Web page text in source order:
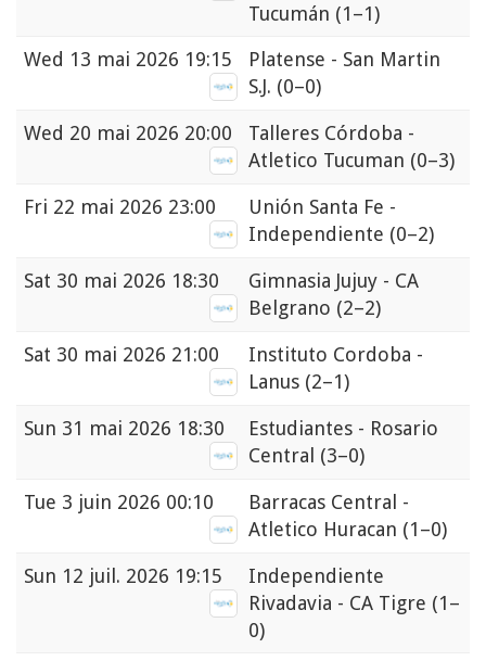
Tucumán (1–1)
Wed 13 mai 2026 19:15
Platense - San Martin
S.J. (0–0)
Wed 20 mai 2026 20:00
Talleres Córdoba -
Atletico Tucuman (0–3)
Fri 22 mai 2026 23:00
Unión Santa Fe -
Independiente (0–2)
Sat 30 mai 2026 18:30
Gimnasia Jujuy - CA
Belgrano (2–2)
Sat 30 mai 2026 21:00
Instituto Cordoba -
Lanus (2–1)
Sun 31 mai 2026 18:30
Estudiantes - Rosario
Central (3–0)
Tue 3 juin 2026 00:10
Barracas Central -
Atletico Huracan (1–0)
Sun 12 juil. 2026 19:15
Independiente
Rivadavia - CA Tigre (1–
0)